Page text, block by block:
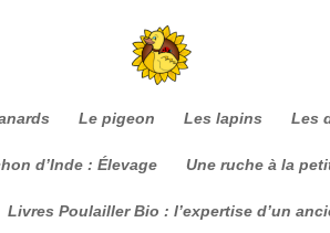
Le pigeon Les lapins Les
d’Inde : Élevage Une ruche à la
Livres Poulailler Bio : l’expertise d’un